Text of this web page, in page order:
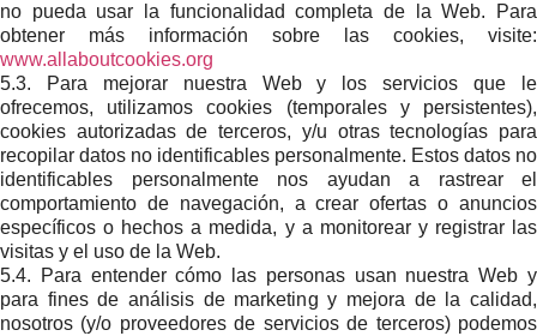
no pueda usar la funcionalidad completa de la Web. Para
obtener más información sobre las cookies, visite:
www.allaboutcookies.org
5.3. Para mejorar nuestra Web y los servicios que le
ofrecemos, utilizamos cookies (temporales y persistentes),
cookies autorizadas de terceros, y/u otras tecnologías para
recopilar datos no identificables personalmente. Estos datos no
identificables personalmente nos ayudan a rastrear el
comportamiento de navegación, a crear ofertas o anuncios
específicos o hechos a medida, y a monitorear y registrar las
visitas y el uso de la Web.
5.4. Para entender cómo las personas usan nuestra Web y
para fines de análisis de marketing y mejora de la calidad,
nosotros (y/o proveedores de servicios de terceros) podemos